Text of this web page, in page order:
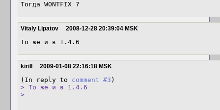
Тогда WONTFIX ?
Vitaly Lipatov 2008-12-28 20:39:04 MSK
То же и в 1.4.6
kirill 2009-01-08 22:16:18 MSK
(In reply to comment #3
> То же и в 1.4.6
>